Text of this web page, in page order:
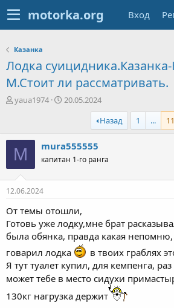
Вход
Казанка
Лодка суицидника.Казанка-
М.Стоит ли рассматривать.
А
р
т
ы
yaua1974
Д
н
ч
20.05.2024
Назад
1 ... 11
M mura555555
капитан 1-го ранга
12.06.2024
От темы отошли,
Готовь уже лодку,мне брат
была обянка, правда какая
говарил лодка
в твоих граблях
Я тут туалет купил, для кемпенга,
может тебе в место сидухи
130кг нагрузка держит